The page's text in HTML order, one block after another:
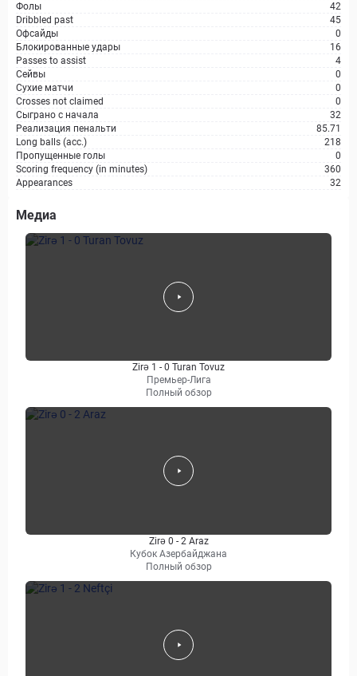
Фолы
42
Dribbled past
45
Офсайды
0
Блокированные удары
16
Passes to assist
4
Сейвы
0
Сухие матчи
0
Crosses not claimed
0
Сыграно с начала
32
Реализация пенальти
85.71
Long balls (acc.)
218
Пропущенные голы
0
Scoring frequency (in minutes)
360
Appearances
32
Медиа
Zirə 1 - 0 Turan Tovuz
Премьер-Лига
Полный обзор
Zirə 0 - 2 Araz
Кубок Азербайджана
Полный обзор